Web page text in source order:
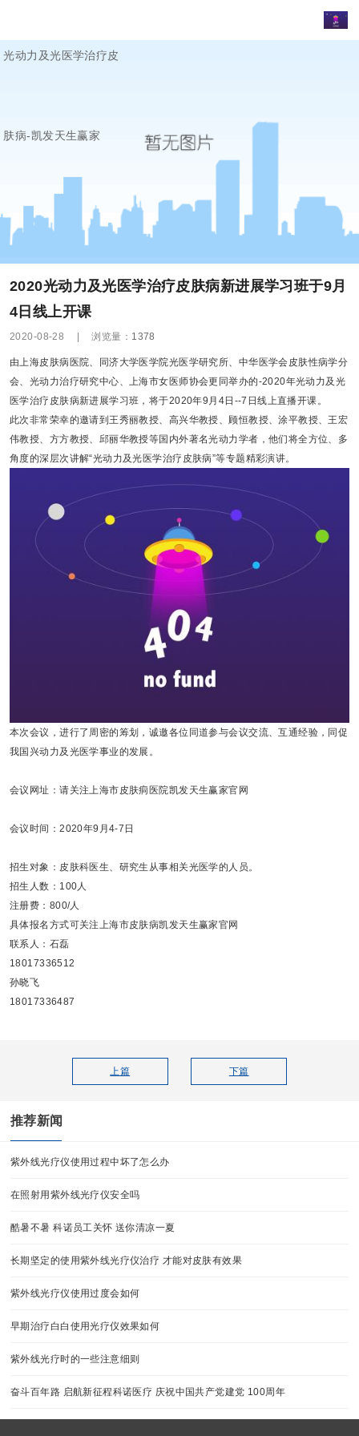
光动力及光医学治疗皮
肤病-凯发天生赢家
2020光动力及光医学治疗皮肤病新进展学习班于9月
4日线上开课
2020-08-28 浏览量： 1378
由上海皮肤病医院、同济大学医学院光医学研究所、中华医学会皮肤性病学分
会、光动力治疗研究中心、上海市女医师协会更同举办的-2020年光动力及光
医学治疗皮肤病新进展学习班，将于2020年9月4日--7日线上直播开课。
此次非常荣幸的邀请到王秀丽教授、高兴华教授、顾恒教授、涂平教授、王宏
伟教授、方方教授、邱丽华教授等国内外著名光动力学者，他们将全方位、多
角度的深层次讲解“光动力及光医学治疗皮肤病”等专题精彩演讲。
本次会议，进行了周密的筹划，诚邀各位同道参与会议交流、互通经验，同促
我国兴动力及光医学事业的发展。
会议网址：请关注上海市皮肤痌医院凯发天生赢家官网
会议时间：2020年9月4-7日
招生对象：皮肤科医生、研究生从事相关光医学的人员。
招生人数：100人
注册费：800/人
具体报名方式可关注上海市皮肤病凯发天生赢家官网
联系人：石磊
18017336512
孙晓飞
18017336487
上篇 下篇
推荐新闻
紫外线光疗仪使用过程中坏了怎么办
在照射用紫外线光疗仪安全吗
酷暑不暑 科诺员工关怀 送你清凉一夏
长期坚定的使用紫外线光疗仪治疗 才能对皮肤有效果
紫外线光疗仪使用过度会如何
早期治疗白白使用光疗仪效果如何
紫外线光疗时的一些注意细则
奋斗百年路 启航新征程科诺医疗 庆祝中国共产党建党 100周年